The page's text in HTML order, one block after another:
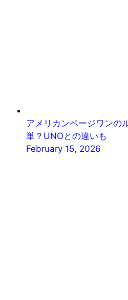
アメリカンページワンの
単？UNOとの違いも
February 15, 2026